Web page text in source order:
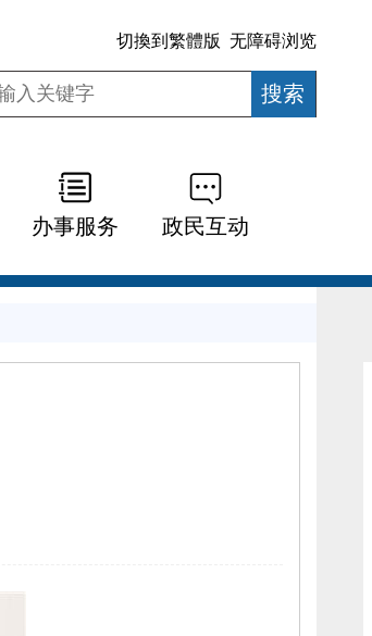
切換到繁體版 无障碍浏览
办事服务 政民互动